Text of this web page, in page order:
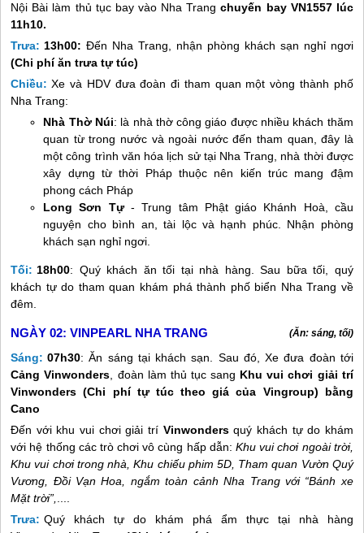
Nội Bài làm thủ tục bay vào Nha Trang chuyến bay VN1557 lúc
11h10.
Trưa: 13h00: Đến Nha Trang , nhận phòng khách sạn nghỉ ngơi
(Chi phí ăn trưa tự túc)
Chiều: Xe và HDV đưa đoàn đi tham quan một vòng thành phố
Nha Trang:
Nhà Thờ Núi: là nhà thờ công giáo được nhiều khách thăm
quan từ trong nước và ngoài nước đến tham quan, đây là
một công trình văn hóa lịch sử tại Nha Trang , nhà thời được
xây dựng từ thời Pháp thuộc nên kiến trúc mang đậm
phong cách Pháp
Long Sơn Tự- Trung tâm Phật giáo Khánh Hoà, cầu
nguyện cho bình an, tài lộc và hạnh phúc. Nhận phòng
khách sạn nghỉ ngơi.
Tối: 18h00: Quý khách ăn tối tại nhà hàng. Sau bữa tối, quý
khách tự do tham quan khám phá thành phố biển Nha Trang về
đêm.
NGÀY 02: VINPEARL NHA TRANG (Ăn: sáng, tối)
Sáng: 07h30: Ăn sáng tại khách sạn. Sau đó, Xe đưa đoàn tới
Cảng Vinwonders , đoàn làm thủ tục sang Khu vui chơi giải trí
Vinwonders (Chi phí tự túc theo giá của Vingroup) bằng
Cano
Đến với khu vui chơi giải trí Vinwondersquý khách tự do khám
với hệ thống các trò chơi vô cùng hấp dẫn:Khu vui chơi ngoài trời,
Khu vui chơi trong nhà, Khu chiếu phim 5D, Tham quan Vườn Quý
Vương, Đồi Vạn Hoa, ngắm toàn cảnhNha Trangvới “Bánh xe
Mặt trời”,
Trưa: Quý khách tự do khám phá ẩm thực tại nhà hàng